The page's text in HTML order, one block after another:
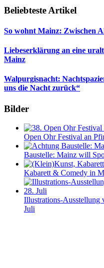
Beliebteste Artikel
So wohnt Mainz: Zwischen
Liebeserklärung an eine
Mainz
Walpurgisnacht:
uns die Nacht zurück“
Bilder
Open Ohr Festival an
Baustelle: Mainz will
Kabarett & Comedy in
Illustrations-Ausstellung
Juli